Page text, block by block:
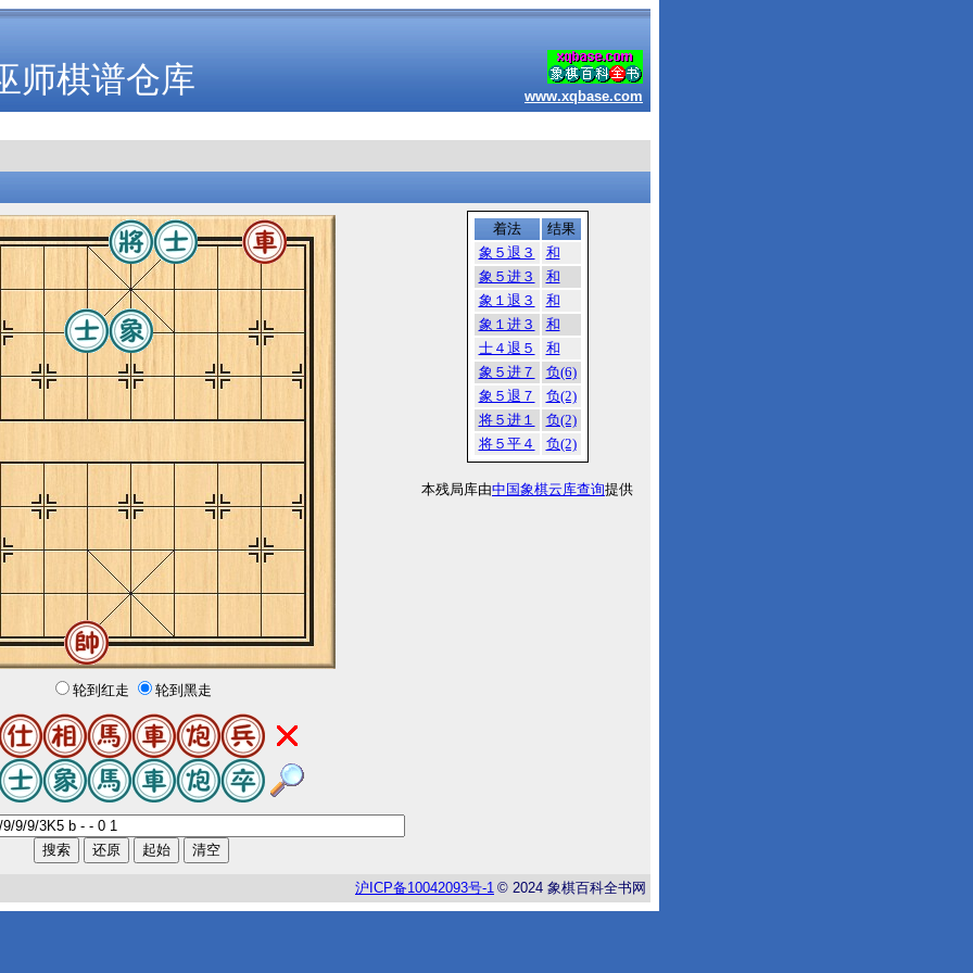
师棋谱仓库 www.xqbase.com
轮到红走 轮到黑走
着法
结果
象５退３
和
象５进３
和
象１退３
和
象１进３
和
士４退５
和
象５进７
负(6)
象５退７
负(2)
将５进１
负(2)
将５平４
负(2)
本残局库由中国象棋云库查询提供
沪 ICP备10042093号-1 © 2024 象棋百科全书网